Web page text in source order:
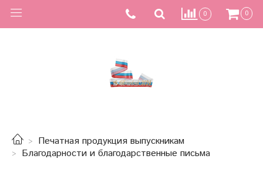
0 0
Печатная продукция выпускникам
Благодарности и благодарственные письма